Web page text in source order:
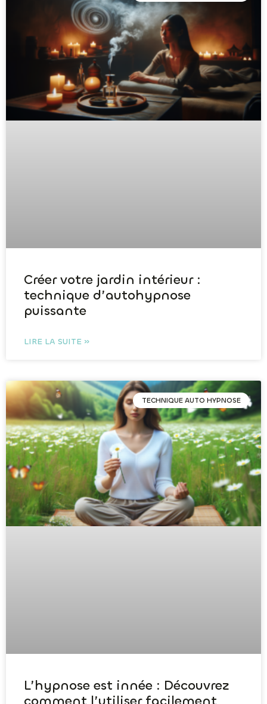
Créer votre jardin intérieur :
technique d’autohypnose
puissante
LIRE LA SUITE »
TECHNIQUE AUTO HYPNOSE
L’hypnose est innée : Découvrez